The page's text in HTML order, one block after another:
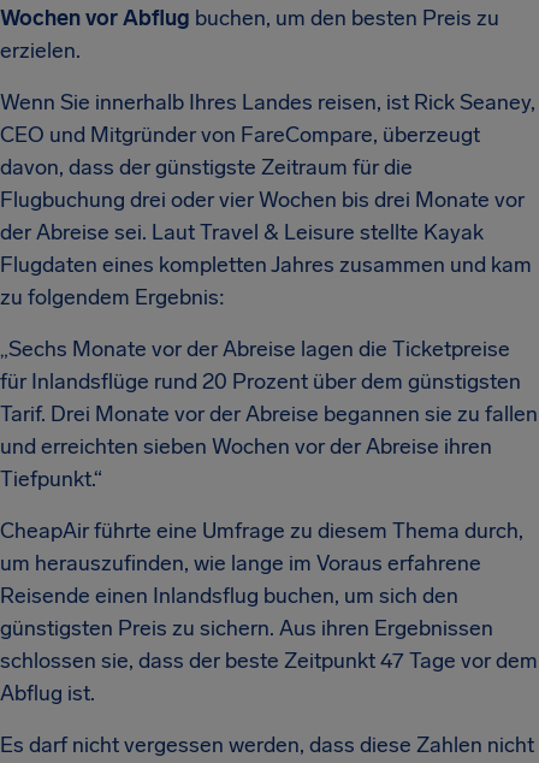
Wochen vor Abflug buchen, um den besten Preis zu
erzielen.
Wenn Sie innerhalb Ihres Landes reisen, ist Rick Seaney,
CEO und Mitgründer von FareCompare, überzeugt
davon, dass der günstigste Zeitraum für die
Flugbuchung drei oder vier Wochen bis drei Monate vor
der Abreise sei. Laut Travel & Leisure stellte Kayak
Flugdaten eines kompletten Jahres zusammen und kam
zu folgendem Ergebnis:
„Sechs Monate vor der Abreise lagen die Ticketpreise
für Inlandsflüge rund 20 Prozent über dem günstigsten
Tarif. Drei Monate vor der Abreise begannen sie zu fallen
und erreichten sieben Wochen vor der Abreise ihren
Tiefpunkt.“
CheapAir führte eine Umfrage zu diesem Thema durch,
um herauszufinden, wie lange im Voraus erfahrene
Reisende einen Inlandsflug buchen, um sich den
günstigsten Preis zu sichern. Aus ihren Ergebnissen
schlossen sie, dass der beste Zeitpunkt 47 Tage vor dem
Abflug ist.
Es darf nicht vergessen werden, dass diese Zahlen nicht